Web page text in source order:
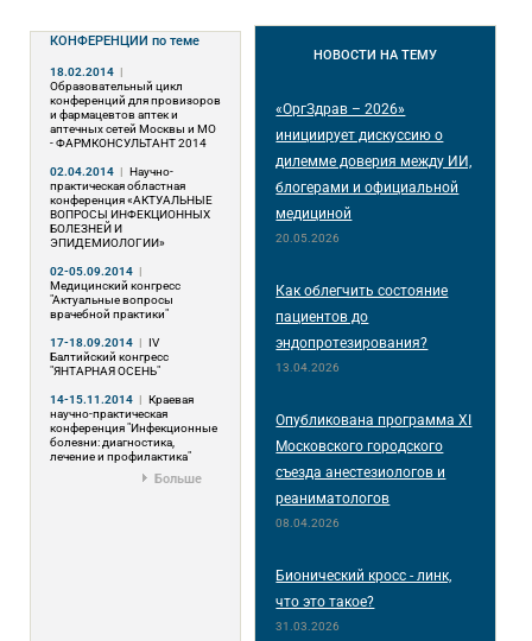
КОНФЕРЕНЦИИпо теме
18.02.2014 |
Образовательный цикл
конференций для провизоров
и фармацевтов аптек и
аптечных сетей Москвы и МО
- ФАРМКОНСУЛЬТАНТ 2014
02.04.2014 | Научно-
практическая областная
конференция «АКТУАЛЬНЫЕ
ВОПРОСЫ ИНФЕКЦИОННЫХ
БОЛЕЗНЕЙ И
ЭПИДЕМИОЛОГИИ»
02-05.09.2014 |
Медицинский конгресс
"Актуальные вопросы
врачебной практики"
17-18.09.2014 | IV
Балтийский конгресс
"ЯНТАРНАЯ ОСЕНЬ"
14-15.11.2014 | Краевая
научно-практическая
конференция "Инфекционные
болезни: диагностика,
лечение и профилактика"
Больше
НОВОСТИНА ТЕМУ
«ОргЗдрав – 2026»
инициирует дискуссию о
дилемме доверия между ИИ,
блогерами и официальной
медициной
20.05.2026
Как облегчить состояние
пациентов до
эндопротезирования?
13.04.2026
Опубликована программа XI
Московского городского
съезда анестезиологов и
реаниматологов
08.04.2026
Бионический кросс - линк,
что это такое?
31.03.2026